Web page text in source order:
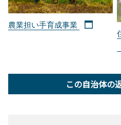
農業担い手育成事業
この自治体の